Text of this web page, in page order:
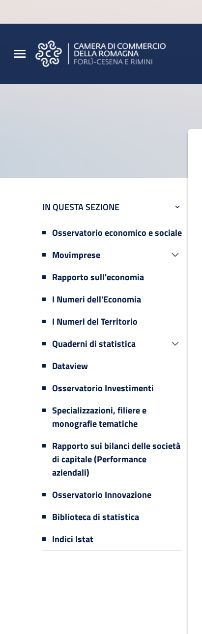
IN QUESTA SEZIONE
Osservatorio economico e sociale
Movimprese
Rapporto sull'economia
I Numeri dell'Economia
I Numeri del Territorio
Quaderni di statistica
Dataview
Osservatorio Investimenti
Specializzazioni, filiere e
monografie tematiche
Rapporto sui bilanci delle società
di capitale (Performance
aziendali)
Osservatorio Innovazione
Biblioteca di statistica
Indici Istat